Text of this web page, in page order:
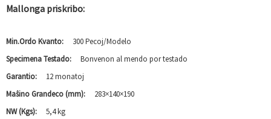
Mallonga priskribo:
Min.Ordo Kvanto:
300 Pecoj/Modelo
Specimena Testado:
Bonvenon al mendo por testado
Garantio:
12 monatoj
Maŝino Grandeco (mm):
283×140×190
NW (Kgs):
5,4 kg